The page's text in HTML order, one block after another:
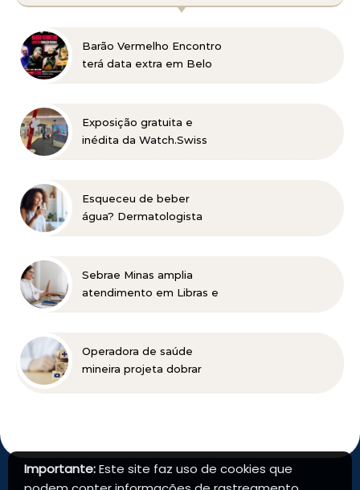
Barão Vermelho Encontro
terá data extra em Belo
Exposição gratuita e
inédita da Watch.Swiss
Esqueceu de beber
água? Dermatologista
aparecer na pele e alerta
para cuidados em
Sebrae Minas amplia
atendimento em Libras e
com deficiência auditiva
Operadora de saúde
mineira projeta dobrar
Importante:Este site faz uso de cookies que